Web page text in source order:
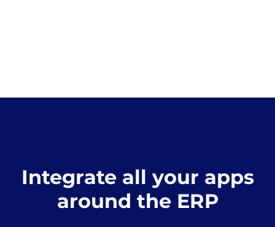
Integrate all your apps
around the ERP